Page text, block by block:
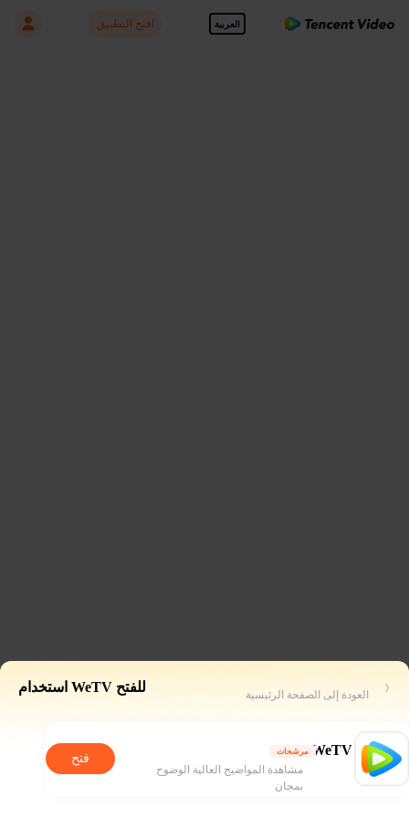
العربية افتح التطبيق
للفتح WeTV استخدام العودة إلى الصفحة الرئيسية
WeTV مرشحات
مشاهدة المواضيح العالية الوضوح
بمجان
فتح